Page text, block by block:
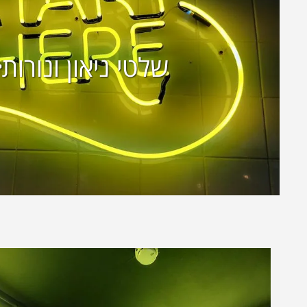
שלטי ניאון ונורות